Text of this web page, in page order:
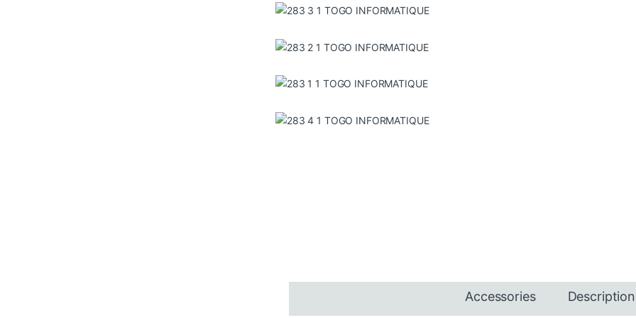
Accessories Description